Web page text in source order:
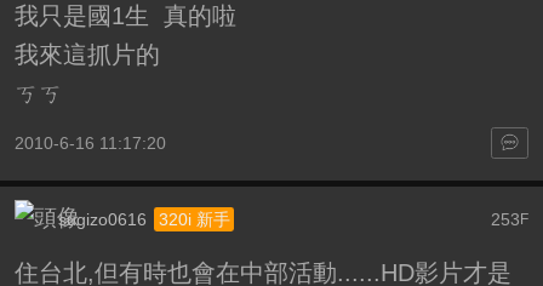
我只是國1生 真的啦
我來這抓片的
ㄎㄎ
2010-6-16 11:17:20
253 F
sugizo0616 320i 新手
住台北,但有時也會在中部活動......HD影片才是